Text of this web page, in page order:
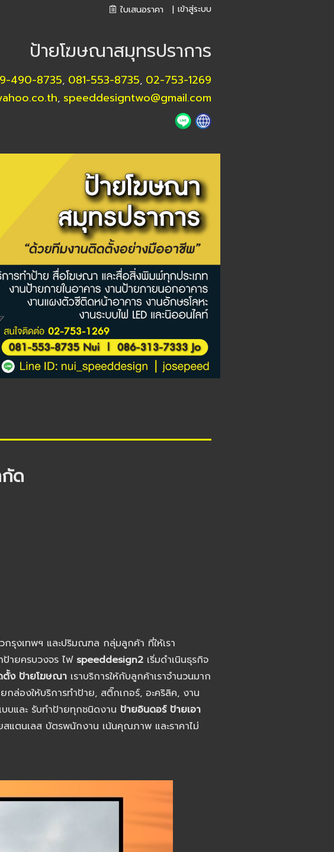
ใบเสนอราคา | เข้าสู่ระบบ
ป้ายโฆษณาสมุทรปราการ
490-8735, 081-553-8735, 02-753-1269
, speeddesigntwo@gmail.com
ด
กรุงเทพฯ และปริมณฑล กลุ่มลูกค้า ที่ให้เรา
ายครบวงจร ไฟ speeddesign2 เริ่มดำเนินธุรกิจ
ตั้ง ป้ายโฆษณา เราบริการให้กับลูกค้าเราจำนวนมาก
ล่องให้บริการทำป้าย, สติ๊กเกอร์, อะคริลิค, งาน
บและ รับทำป้ายทุกชนิดงาน ป้ายอินดอร์ ป้ายเอา
ตนเลส บัตรพนักงาน เน้นคุณภาพ และราคาไม่